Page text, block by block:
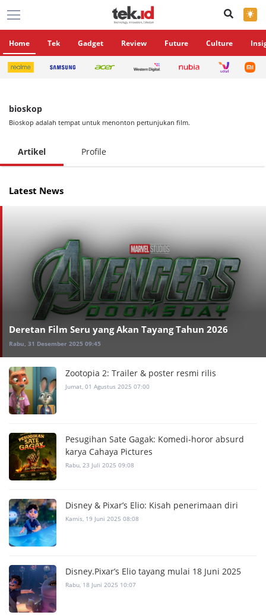
×
Home Tek Gadget Review Future Culture
bioskop
Bioskop adalah tempat untuk menonton pertunjukan film.
Artikel Profile
Latest News
Deretan Film Seru yang Akan Tayang Tahun 2026
Rabu, 31 Desember 2025 09:45
Zootopia 2: Trailer & poster resmi rilis
Jumat, 01 Agustus 2025 07:00
Pesugihan Sate Gagak: Komedi-horor absurd
karya Cahaya Pictures
Rabu, 23 Juli 2025 09:08
Disney & Pixar’s Elio: Kisah penerimaan diri
Kamis, 19 Juni 2025 08:08
Disney.Pixar’s Elio tayang mulai 18 Juni 2025
Rabu, 18 Juni 2025 10:07